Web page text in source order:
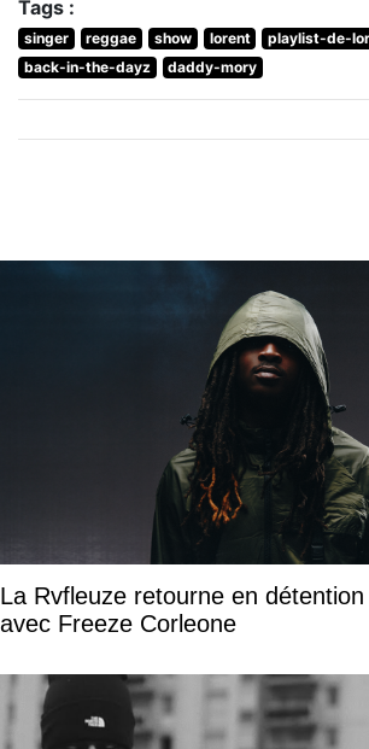
Tags :
singer reggae show lorent
playlist-de-
back-in-the-dayz
daddy-mory
La Rvfleuze retourne en
avec Freeze Corleone